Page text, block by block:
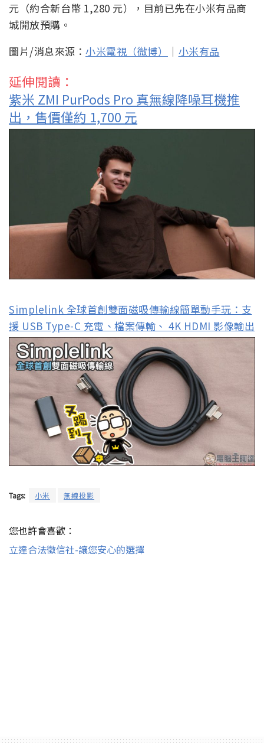
元（約合新台幣 1,280 元），目前已先在小米有品商
城開放預購。
圖片/消息來源： 小米電視（微博） ｜ 小米有品
延伸閱讀：
紫米 ZMI PurPods Pro 真無線降噪耳機推
出，售價僅約 1,700 元
Simplelink 全球首創雙面磁吸傳輸線簡單動手玩：支
援 USB Type-C 充電、檔案傳輸、 4K HDMI 影像輸出
Tags: 小米 無線投影
您也許會喜歡：
立達合法徵信社-讓您安心的選擇